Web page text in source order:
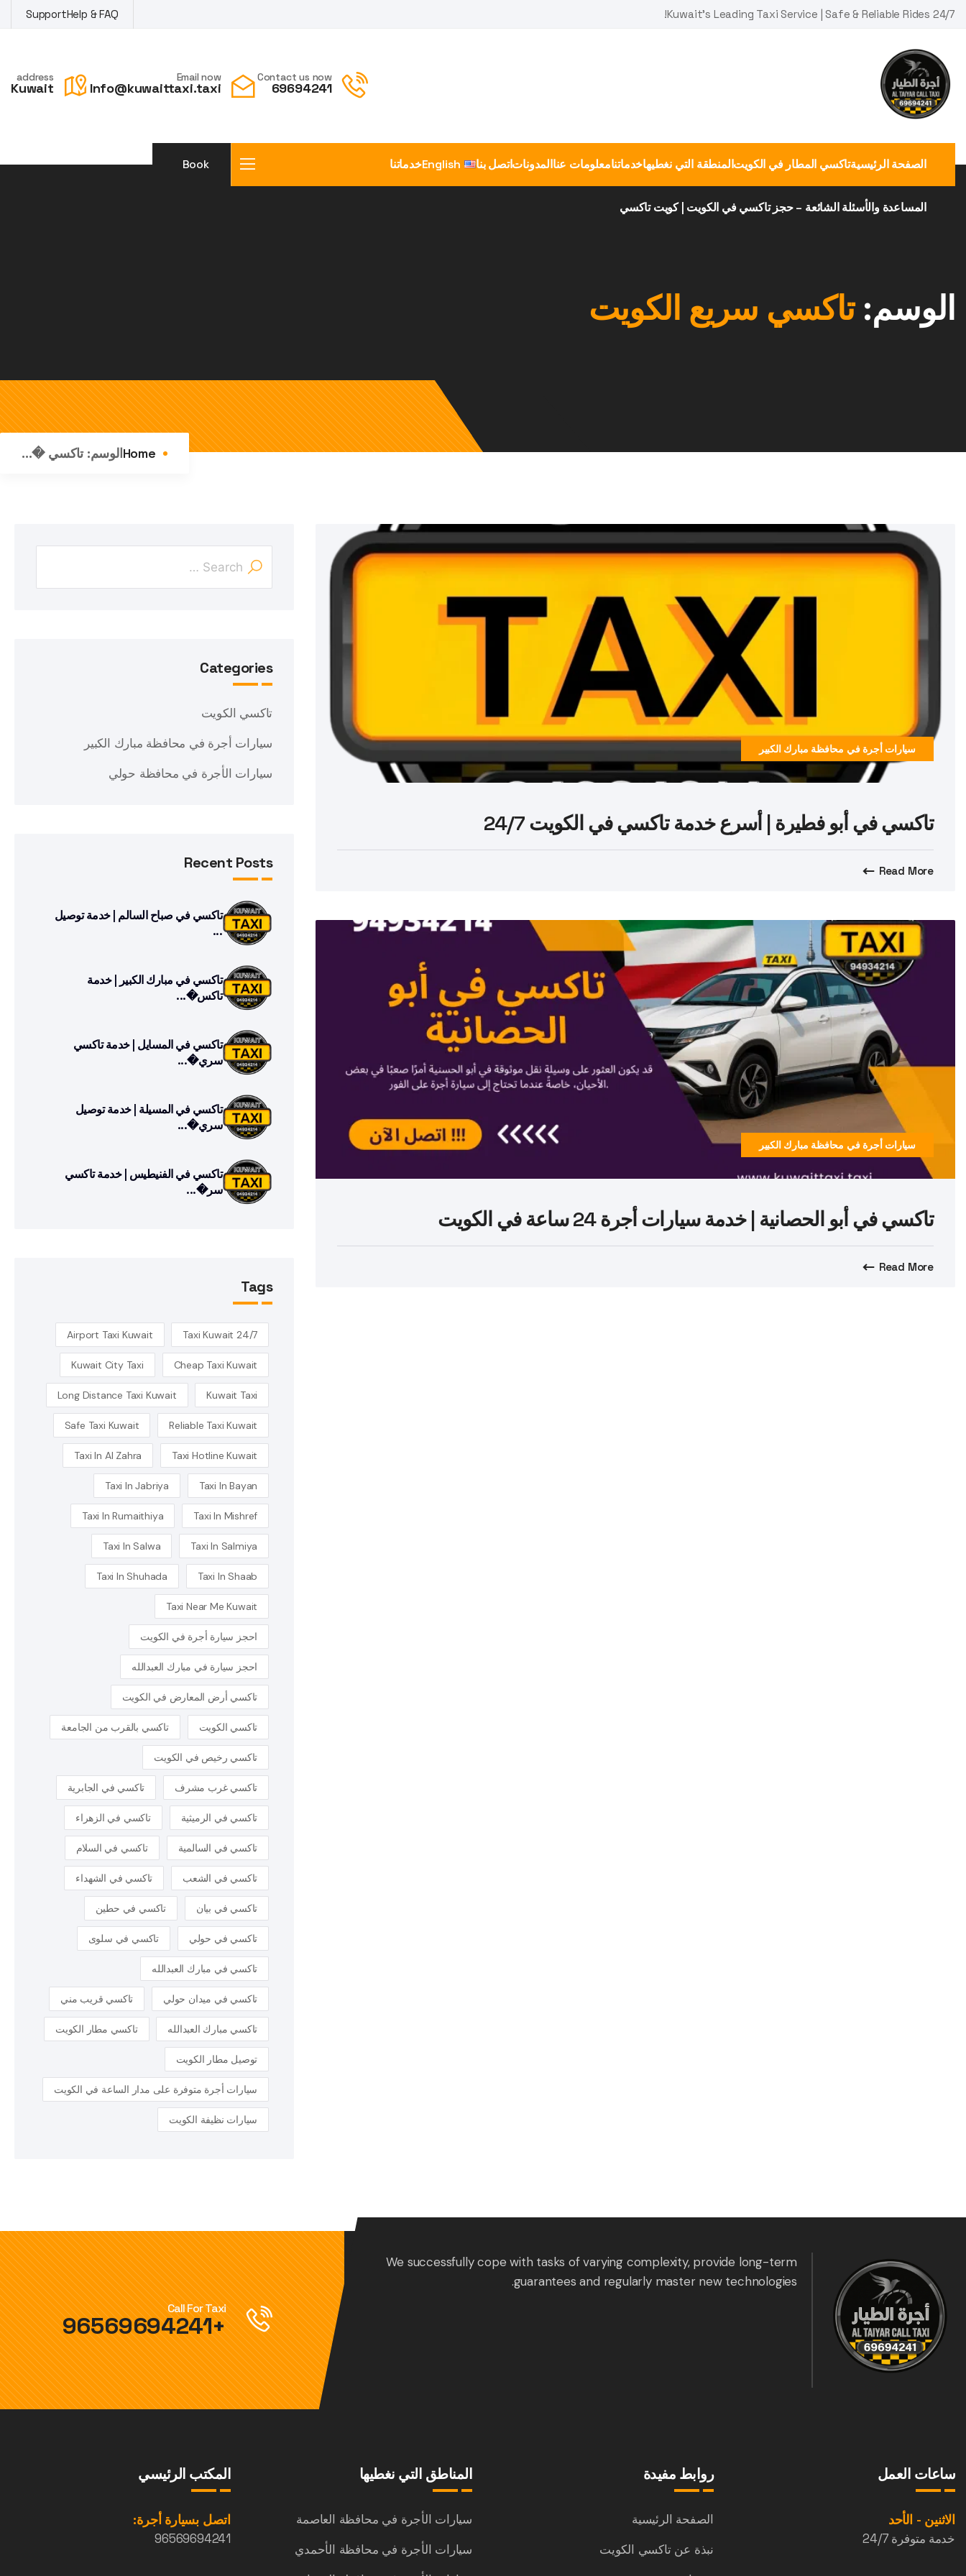
Skip
content
Kuwait's Leading Taxi Service | Safe & Reliable Rides 24/7!
Help & FAQ
Support
Contact us now
69694241
Email now
Info@kuwaittaxi.taxi
address
Kuwait
الصفحة الرئيسيةتاكسي المطار في الكويتالمنطقة التي نغطيهاخدماتنامعلومات عناالمدوناتاتصل بنا Englishخدماتنا
المساعدة والأسئلة الشائعة – حجز تاكسي في الكويت | كويت تاكسي
Book
الوسم:تاكسي سريع الكويت
Homeالوسم: تاكسي �...
سيارات أجرة في محافظة مبارك الكبير
تاكسي في أبو فطيرة | أسرع خدمة تاكسي في الكويت 24/7
Read More
سيارات أجرة في محافظة مبارك الكبير
تاكسي في أبو الحصانية | خدمة سيارات أجرة 24 ساعة في الكويت
Read More
Categories
تاكسي الكويت
سيارات أجرة في محافظة مبارك الكبير
سيارات الأجرة في محافظة حولي
Recent Posts
تاكسي في صباح السالم | خدمة توصيل
...
تاكسي في مبارك الكبير | خدمة
تاكس�...
تاكسي في المسايل | خدمة تاكسي
سري�...
تاكسي في المسيلة | خدمة توصيل
سري�...
تاكسي في الفنيطيس | خدمة تاكسي
سر�...
Tags
24/7 Taxi Kuwait
Airport Taxi Kuwait
Cheap Taxi Kuwait
Kuwait City Taxi
Kuwait Taxi
Long Distance Taxi Kuwait
Reliable Taxi Kuwait
Safe Taxi Kuwait
Taxi Hotline Kuwait
Taxi In Al Zahra
Taxi In Bayan
Taxi In Jabriya
Taxi In Mishref
Taxi In Rumaithiya
Taxi In Salmiya
Taxi In Salwa
Taxi In Shaab
Taxi In Shuhada
Taxi Near Me Kuwait
احجز سيارة أجرة في الكويت
احجز سيارة في مبارك العبدالله
تاكسي أرض المعارض في الكويت
تاكسي الكويت تاكسي بالقرب من الجامعة
تاكسي رخيص في الكويت
تاكسي غرب مشرف تاكسي في الجابرية
تاكسي في الرميثية تاكسي في الزهراء
تاكسي في السالمية تاكسي في السلام
تاكسي في الشعب تاكسي في الشهداء
تاكسي في بيان تاكسي في حطين
تاكسي في حولي تاكسي في سلوى
تاكسي في مبارك العبدالله
تاكسي في ميدان حولي تاكسي قريب مني
تاكسي مبارك العبدالله تاكسي مطار الكويت
توصيل مطار الكويت
سيارات أجرة متوفرة على مدار الساعة في الكويت
سيارات نظيفة الكويت
We successfully cope with tasks of varying complexity, provide long-term
guarantees and regularly master new technologies.
Call For Taxi
+96569694241
ساعات العمل
الاثنين - الأحد
خدمة متوفرة 24/7
روابط مفيدة
الصفحة الرئيسية
نبذة عن تاكسي الكويت
المناطق التي نغطيها
سيارات الأجرة في محافظة العاصمة
سيارات الأجرة في محافظة الأحمدي
المكتب الرئيسي
اتصل بسيارة أجرة:
96569694241